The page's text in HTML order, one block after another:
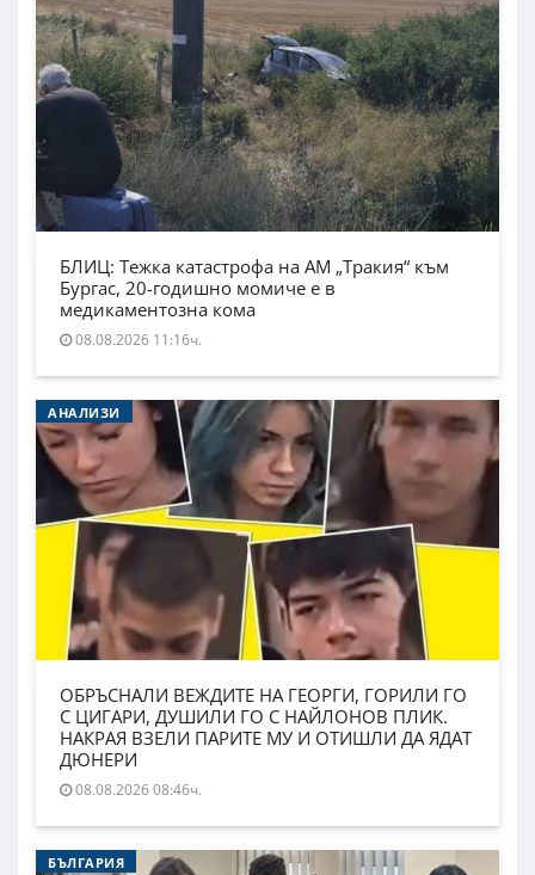
БЛИЦ: Тежка катастрофа на АМ „Тракия“ към
Бургас, 20-годишно момиче е в
медикаментозна кома
08.08.2026 11:16ч.
АНАЛИЗИ
ОБРЪСНАЛИ ВЕЖДИТЕ НА ГЕОРГИ, ГОРИЛИ ГО
С ЦИГАРИ, ДУШИЛИ ГО С НАЙЛОНОВ ПЛИК.
НАКРАЯ ВЗЕЛИ ПАРИТЕ МУ И ОТИШЛИ ДА ЯДАТ
ДЮНЕРИ
08.08.2026 08:46ч.
БЪЛГАРИЯ